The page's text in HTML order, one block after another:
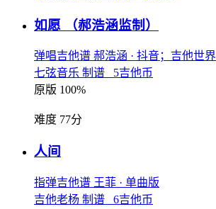
如愿 （郝浩涵监制）
弹唱吉他谱 郝浩涵 · 抖音；吉他世界
七弦音乐 制谱 5吉他币
原版 100%
难度 77分
人间
指弹吉他谱 王菲 · 单曲版
吉他老杨 制谱 6吉他币